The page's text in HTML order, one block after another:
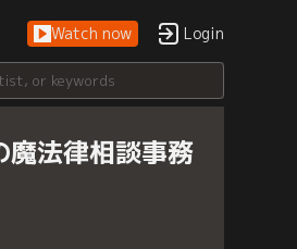
Watch now Login
魔法律相談事務